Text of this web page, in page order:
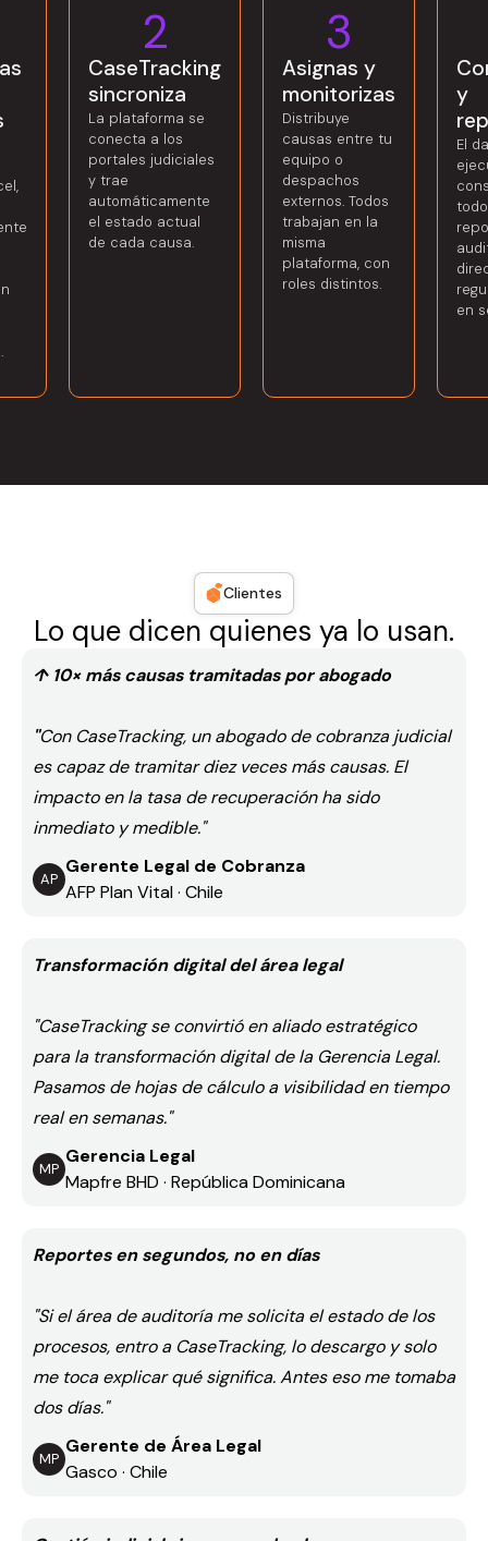
2
CaseTracking
sincroniza
La plataforma se
conecta a los
portales judiciales
y trae
automáticamente
el estado actual
de cada causa.
3
Asignas y
monitorizas
Distribuye
causas entre tu
equipo o
despachos
externos. Todos
trabajan en la
misma
plataforma, con
roles distintos.
y
El
en
Clientes
Lo que dicen quienes ya lo usan.
↑ 10× más causas tramitadas por abogado
"Con CaseTracking, un abogado de cobranza judicial
es capaz de tramitar diez veces más causas. El
impacto en la tasa de recuperación ha sido
inmediato y medible."
AP
Gerente Legal de Cobranza
AFP Plan Vital · Chile
Transformación digital del área legal
"CaseTracking se convirtió en aliado estratégico
para la transformación digital de la Gerencia Legal.
Pasamos de hojas de cálculo a visibilidad en tiempo
real en semanas."
MP
Gerencia Legal
Mapfre BHD · República Dominicana
Reportes en segundos, no en días
"Si el área de auditoría me solicita el estado de los
procesos, entro a CaseTracking, lo descargo y solo
me toca explicar qué significa. Antes eso me tomaba
dos días."
MP
Gerente de Área Legal
Gasco · Chile